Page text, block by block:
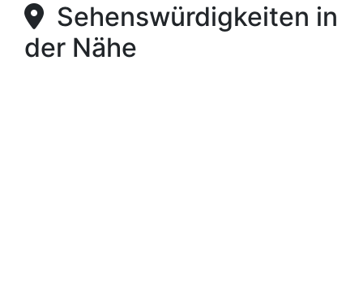
Sehenswürdigkeiten in
der Nähe